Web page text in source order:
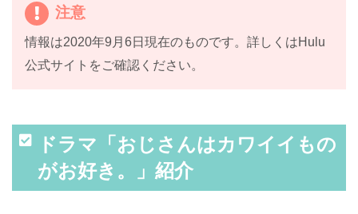
注意
情報は2020年9月6日現在のものです。詳しくはHulu
公式サイトをご確認ください。
ドラマ「おじさんはカワイイもの
がお好き。」紹介